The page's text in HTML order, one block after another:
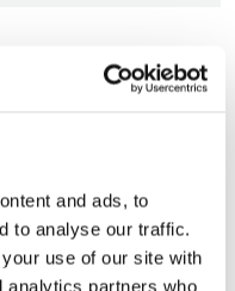
and ads, to
to analyse our traffic.
use of our site with
analytics partners who
ja
kiitoksena
tai teosta.
yhtään